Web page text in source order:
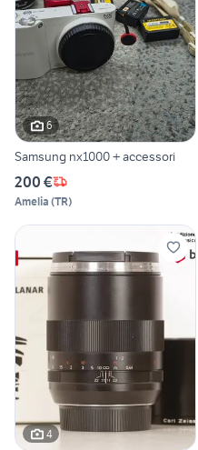
6
Samsung nx1000 + accessori
200 €
Amelia (TR)
4